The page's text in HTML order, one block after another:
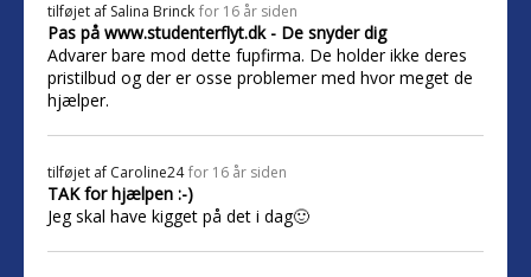
tilføjet af Salina Brinck for 16 år siden
Pas på www.studenterflyt.dk - De snyder dig
Advarer bare mod dette fupfirma. De holder ikke deres
pristilbud og der er osse problemer med hvor meget de
hjælper.
tilføjet af Caroline24 for 16 år siden
TAK for hjælpen :-)
Jeg skal have kigget på det i dag🙂